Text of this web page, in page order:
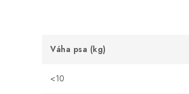
Váha psa (kg)
<10